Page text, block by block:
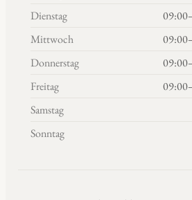
Dienstag
Mittwoch
Donnerstag
Freitag
Samstag
Sonntag